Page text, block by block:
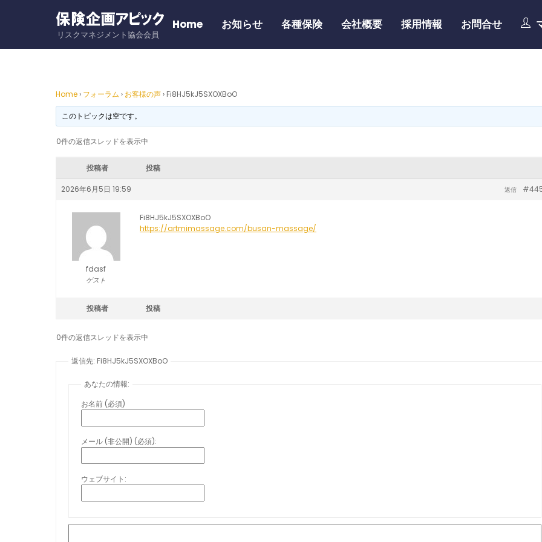
リスクマネジメント協会会員
Home お知らせ 各種保険 会社概要 採用情報 お問合せ
Home › フォーラム › お客様の声 › Fi8HJ5kJ5SXOXBoO
このトピックは空です。
0件の返信スレッドを表示中
投稿者 投稿
2026年6月5日 19:59 返信
fdasf
ゲスト
Fi8HJ5kJ5SXOXBoO
https://artmimassage.com/busan-massage/
投稿者 投稿
0件の返信スレッドを表示中
返信先: Fi8HJ5kJ5SXOXBoO
あなたの情報:
お名前 (必須)
メール (非公開) (必須):
ウェブサイト: